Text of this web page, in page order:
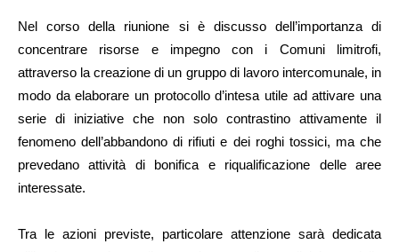
Nel corso della riunione si è discusso dell’importanza di
concentrare risorse e impegno con i Comuni limitrofi,
attraverso la creazione di un gruppo di lavoro intercomunale, in
modo da elaborare un protocollo d’intesa utile ad attivare una
serie di iniziative che non solo contrastino attivamente il
fenomeno dell’abbandono di rifiuti e dei roghi tossici, ma che
prevedano attività di bonifica e riqualificazione delle aree
interessate.
Tra le azioni previste, particolare attenzione sarà dedicata